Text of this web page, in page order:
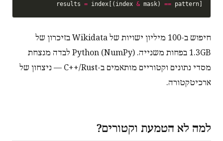
results = index[(index & mask) == pattern]
חיפוש ב-100 מיליון ישויות של Wikidata בזיכרון של
1.3GB בפחות משנייה. Python (NumPy) לבדה מנצחת
מסדי נתונים וקטוריים מותאמים ב-C++/Rust — ניצחון של
ארכיטקטורה.
למה לא הטמעת וקטורים?